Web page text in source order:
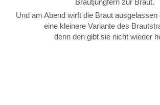
Und am Abend wirft die Braut
eine kleinere Variante des
denn den gibt sie nicht wieder